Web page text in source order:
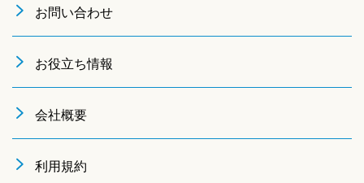
お問い合わせ
お役立ち情報
会社概要
利用規約